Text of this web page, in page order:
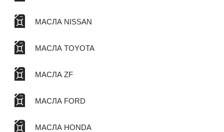
МАСЛА NISSAN
МАСЛА TOYOTA
МАСЛА ZF
МАСЛА FORD
МАСЛА HONDA